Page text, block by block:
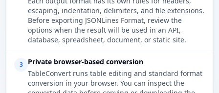
escaping, indentation, delimiters, and file extensions.
Before exporting JSONLines Format, review the
options when the result will be used in an API,
database, spreadsheet, document, or static site.
3
Private browser-based conversion
TableConvert runs table editing and standard format
conversion in your browser. You can inspect the